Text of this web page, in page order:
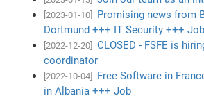
[2023-01-10]
Promising news from
Dortmund +++ IT Security +++
[2022-12-20]
CLOSED - FSFE is
coordinator
[2022-10-04]
Free Software in
in Albania +++ Job